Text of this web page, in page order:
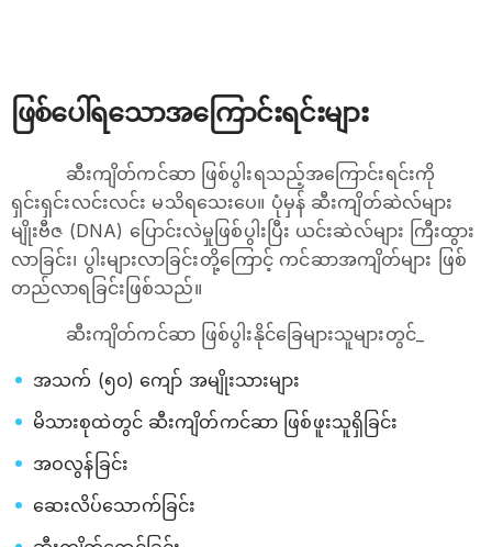
ဖြစ်ပေါ်ရသောအကြောင်းရင်းများ
ဆီးကျိတ်ကင်ဆာ ဖြစ်ပွါးရသည့်အကြောင်းရင်းကို
ရှင်းရှင်းလင်းလင်း မသိရသေးပေ။ ပုံမှန် ဆီးကျိတ်ဆဲလ်များ
မျိုးဗီဇ (DNA) ပြောင်းလဲမှုဖြစ်ပွါးပြီး ယင်းဆဲလ်များ ကြီးထွား
လာခြင်း၊ ပွါးများလာခြင်းတို့ကြောင့် ကင်ဆာအကျိတ်များ ဖြစ်
တည်လာရခြင်းဖြစ်သည်။
ဆီးကျိတ်ကင်ဆာ ဖြစ်ပွါးနိုင်ခြေများသူများတွင်_
အသက် (၅၀) ကျော် အမျိုးသားများ
မိသားစုထဲတွင် ဆီးကျိတ်ကင်ဆာ ဖြစ်ဖူးသူရှိခြင်း
အဝလွန်ခြင်း
ဆေးလိပ်သောက်ခြင်း